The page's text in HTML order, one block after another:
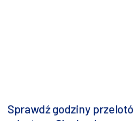
Sprawdź godziny